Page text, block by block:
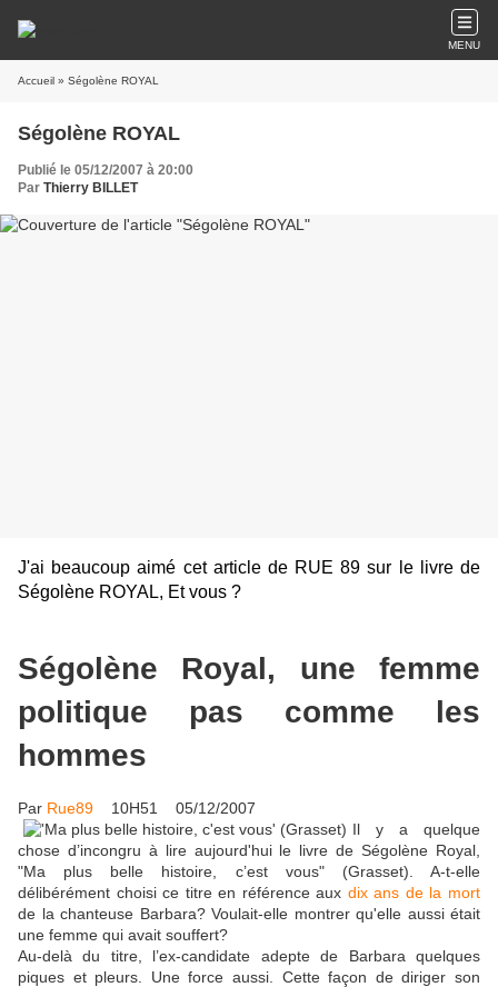
MENU
Accueil » Ségolène ROYAL
Ségolène ROYAL
Publié le 05/12/2007 à 20:00
Par Thierry BILLET
J'ai beaucoup aimé cet article de RUE 89 sur le livre de
Ségolène ROYAL, Et vous ?
Ségolène Royal, une femme
politique pas comme les
hommes
Par Rue89 10H51 05/12/2007
Il y a quelque
chose d’incongru à lire aujourd'hui le livre de Ségolène Royal,
"Ma plus belle histoire, c’est vous" (Grasset). A-t-elle
délibérément choisi ce titre en référence aux dix ans de la mort
de la chanteuse Barbara? Voulait-elle montrer qu'elle aussi était
une femme qui avait souffert?
Au-delà du titre, l’ex-candidate adepte de Barbara quelques
piques et pleurs. Une force aussi. Cette façon de diriger son